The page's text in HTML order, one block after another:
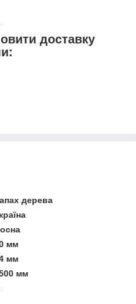
доставку
дерева
мм
мм
мм